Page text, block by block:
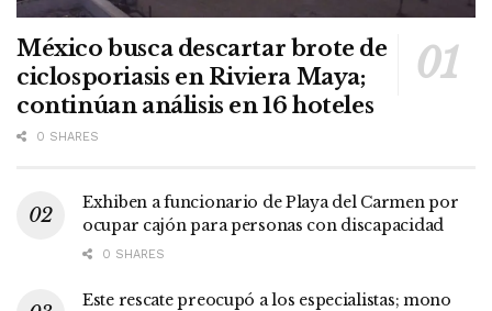
México busca descartar brote de
ciclosporiasis en Riviera Maya;
continúan análisis en 16 hoteles
0 SHARES
Exhiben a funcionario de Playa del Carmen por
ocupar cajón para personas con discapacidad
0 SHARES
Este rescate preocupó a los especialistas; mono